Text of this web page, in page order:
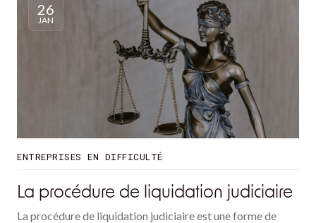
26
JAN
ENTREPRISES EN DIFFICULTÉ
La procédure de liquidation judiciaire
La procédure de liquidation judiciaire est une forme de